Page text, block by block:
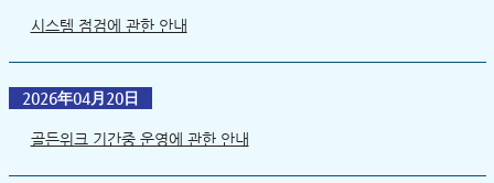
시스템 점검에 관한 안내
2026年04月20日
골든위크 기간중 운영에 관한 안내